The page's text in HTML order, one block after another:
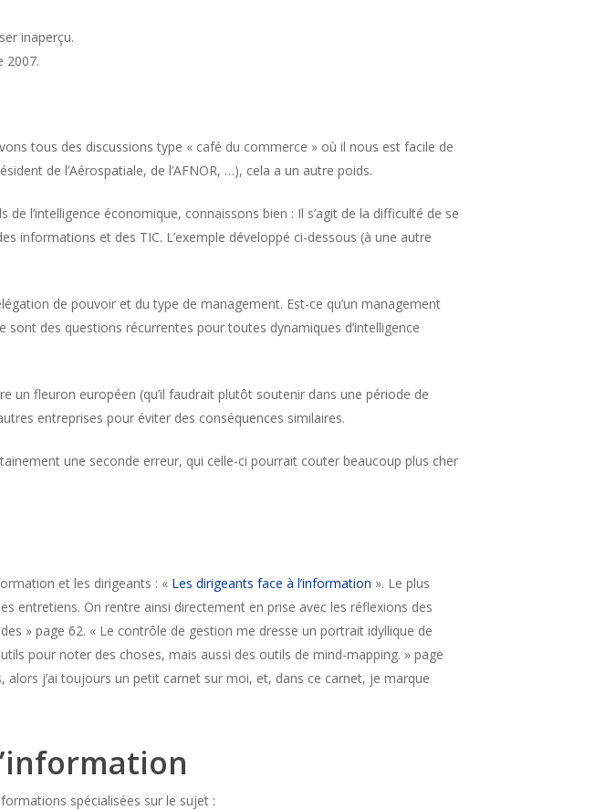
inaperçu.
2007.
tous des discussions type « café du commerce » où il nous est facile de
de l’Aérospatiale, de l’AFNOR, …), cela a un autre poids.
l’intelligence économique, connaissons bien : Il s’agit de la difficulté de se
informations et des TIC. L’exemple développé ci-dessous (à une autre
de pouvoir et du type de management. Est-ce qu’un management
des questions récurrentes pour toutes dynamiques d’intelligence
un fleuron européen (qu’il faudrait plutôt soutenir dans une période de
entreprises pour éviter des conséquences similaires.
une seconde erreur, qui celle-ci pourrait couter beaucoup plus cher
et les dirigeants : « Les dirigeants face à l’information ». Le plus
entretiens. On rentre ainsi directement en prise avec les réflexions des
» page 62. « Le contrôle de gestion me dresse un portrait idyllique de
pour noter des choses, mais aussi des outils de mind-mapping. » page
alors j’ai toujours un petit carnet sur moi, et, dans ce carnet, je marque
spécialisées sur le sujet :